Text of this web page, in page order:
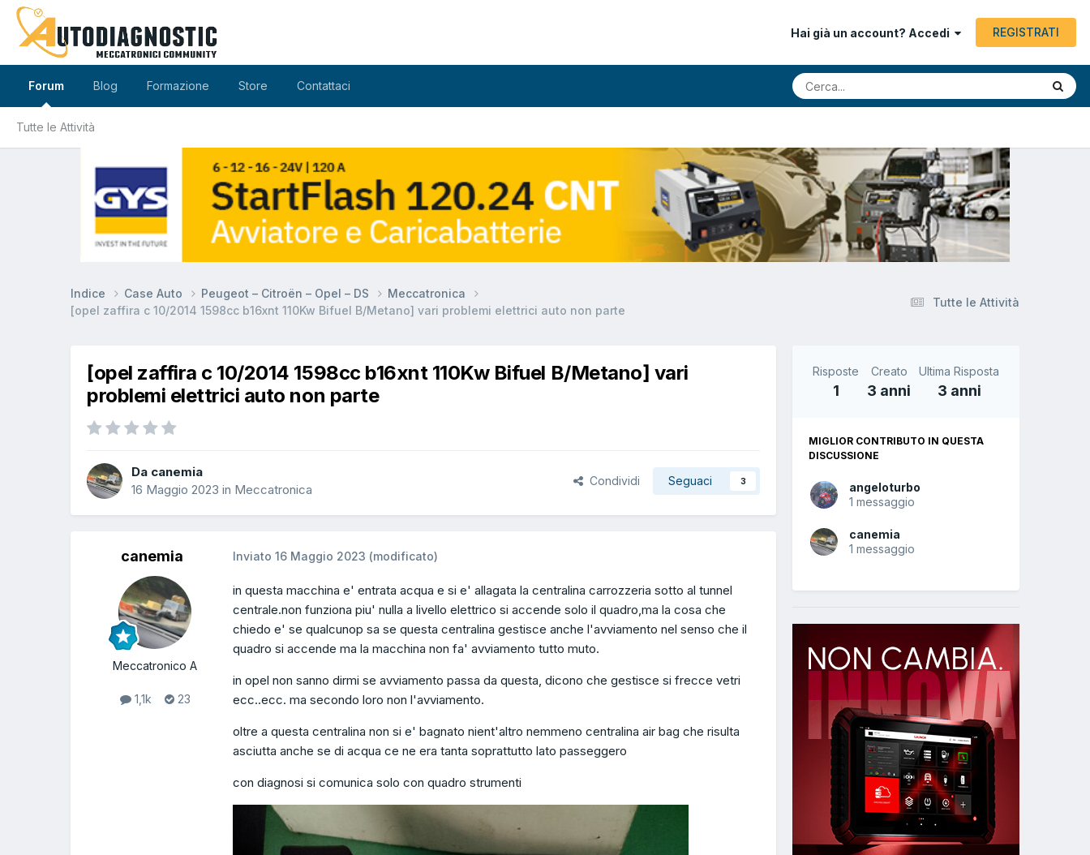
Hai già un account? Accedi REGISTRATI
Forum
Tutte le Attività
Blog Formazione Store Contattaci
Tutte le Attività
Indice Case Auto Peugeot – Citroën – Opel – DS
Meccatronica
[opel zaffira c 10/2014 1598cc b16xnt 110Kw Bifuel B/Metano] vari problemi elettrici auto non parte
[opel zaffira c 10/2014 1598cc b16xnt 110Kw Bifuel B/Metano] vari
problemi elettrici auto non parte
Da canemia
16 Maggio 2023 in Meccatronica
Condividi Seguaci 3
canemia
Meccatronico A
1,1k 23
Inviato 16 Maggio 2023 (modificato)
in questa macchina e' entrata acqua e si e' allagata la centralina carrozzeria sotto al tunnel
centrale.non funziona piu' nulla a livello elettrico si accende solo il quadro,ma la cosa che
chiedo e' se qualcunop sa se questa centralina gestisce anche l'avviamento nel senso che il
quadro si accende ma la macchina non fa' avviamento tutto muto.
in opel non sanno dirmi se avviamento passa da questa, dicono che gestisce si frecce vetri
ecc..ecc. ma secondo loro non l'avviamento.
oltre a questa centralina non si e' bagnato nient'altro nemmeno centralina air bag che risulta
asciutta anche se di acqua ce ne era tanta soprattutto lato passeggero
con diagnosi si comunica solo con quadro strumenti
Risposte
1
Creato
3 anni
Ultima Risposta
3 anni
MIGLIOR CONTRIBUTO IN QUESTA
DISCUSSIONE
angeloturbo
1 messaggio
canemia
1 messaggio